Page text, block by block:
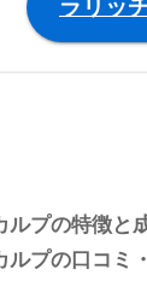
ラリッ
ルプの特徴と
ルプの口コミ